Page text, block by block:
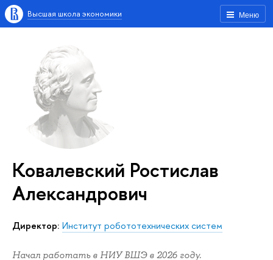
Меню
Высшая школа экономики
Ковалевский Ростислав
Александрович
Директор: Институт робототехнических систем
Начал работать в НИУ ВШЭ в 2026 году.